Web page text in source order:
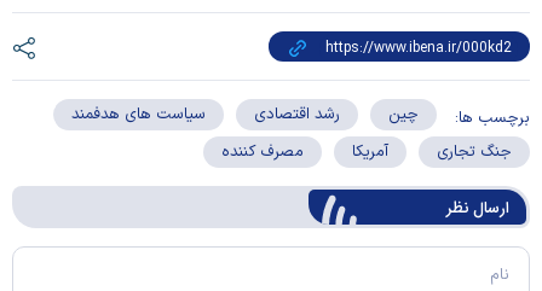
برچسب ها: چین رشد اقتصادی
سیاست های هدفمند
جنگ تجاری
آمریکا مصرف کننده
ارسال‌ نظر